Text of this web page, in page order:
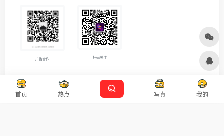
首页 热点 写真 我的
广告合作 扫码关注
Copyright © 2026沪ICP备2021007899号-5 Designed by 设计资源